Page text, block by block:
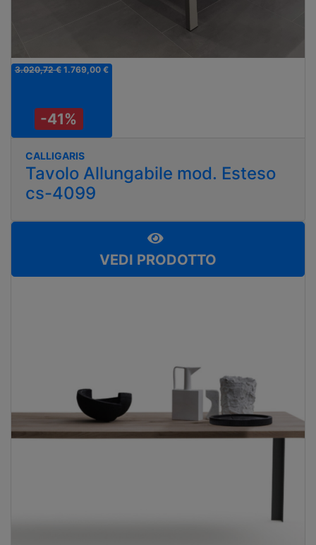
3.020,72 €1.769,00 €
-41%
CALLIGARIS
Tavolo Allungabile mod. Esteso
cs-4099
VEDI PRODOTTO